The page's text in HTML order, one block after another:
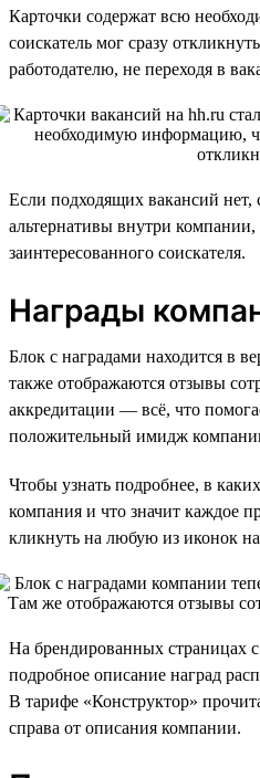
Карточки содержат всю
соискатель мог сразу
работодателю, не переходя в
Если подходящих вакансий нет,
альтернативы внутри компании,
заинтересованного соискателя.
Награды
Блок с наградами находится в
также отображаются отзывы
аккредитации — всё, что
положительный имидж
Чтобы узнать подробнее, в
компания и что значит каждое
кликнуть на любую из иконок
На брендированных страницах
подробное описание наград
В тарифе «Конструктор»
справа от описания компании.